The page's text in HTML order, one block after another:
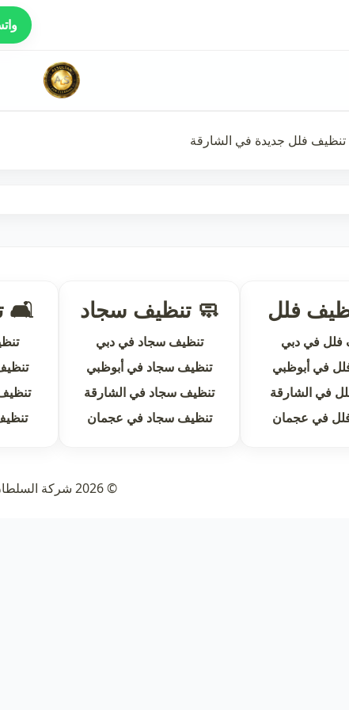
تنظيف فلل جديدة في الشارقة
فلل
فلل في دبي
في أبوظبي
في الشارقة
في عجمان
🧼 تنظيف سجاد
تنظيف سجاد في دبي
تنظيف سجاد في أبوظبي
تنظيف سجاد في الشارقة
تنظيف سجاد في عجمان
🛋
© 2026 شركة السلطان للتنظيف – جميع الحقوق محفوظة